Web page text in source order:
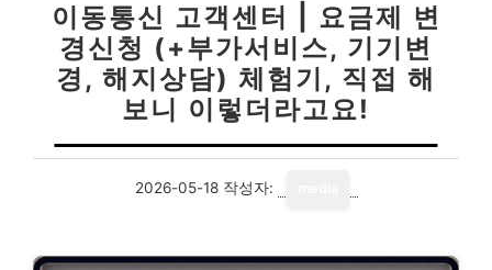
이동통신 고객센터 | 요금제 변
경신청 (+부가서비스, 기기변
경, 해지상담) 체험기, 직접 해
보니 이렇더라고요!
2026-05-18 작성자: